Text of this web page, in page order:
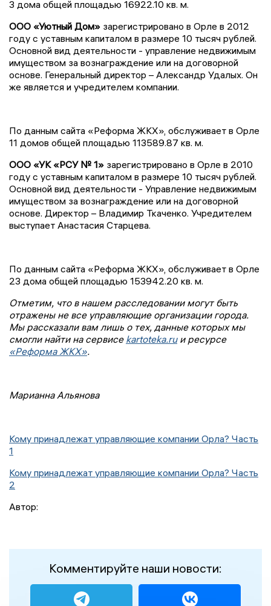
3 дома общей площадью 16922.10 кв. м.
ООО «Уютный Дом» зарегистрировано в Орле в 2012
году с уставным капиталом в размере 10 тысяч рублей.
Основной вид деятельности - управление недвижимым
имуществом за вознаграждение или на договорной
основе. Генеральный директор – Александр Удалых. Он
же является и учредителем компании.
По данным сайта «Реформа ЖКХ», обслуживает в Орле
11 домов общей площадью 113589.87 кв. м.
ООО «УК «РСУ № 1» зарегистрировано в Орле в 2010
году с уставным капиталом в размере 10 тысяч рублей.
Основной вид деятельности - Управление недвижимым
имуществом за вознаграждение или на договорной
основе. Директор – Владимир Ткаченко. Учредителем
выступает Анастасия Старцева.
По данным сайта «Реформа ЖКХ», обслуживает в Орле
23 дома общей площадью 153942.20 кв. м.
Отметим, что в нашем расследовании могут быть
отражены не все управляющие организации города.
Мы рассказали вам лишь о тех, данные которых мы
смогли найти на сервисе kartoteka.ruи ресурсе
«Реформа ЖКХ».
Марианна Альянова
Кому принадлежат управляющие компании Орла? Часть
1
Кому принадлежат управляющие компании Орла? Часть
2
Автор:
Комментируйте наши новости: